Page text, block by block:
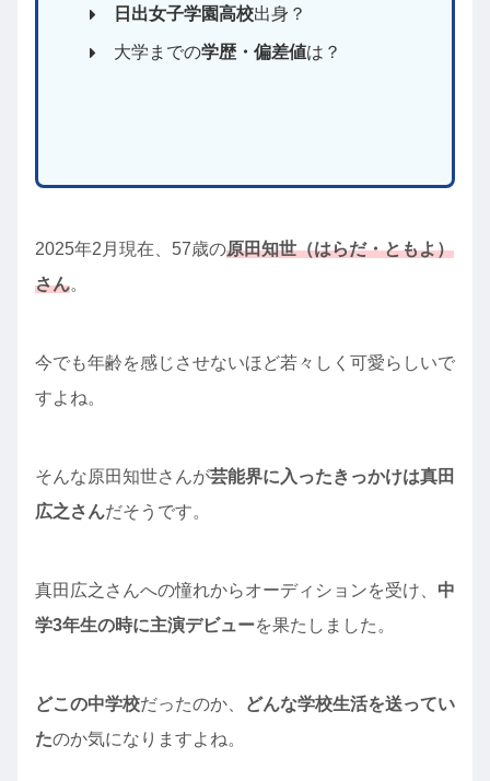
日出女子学園高校出身？
大学までの学歴・偏差値は？
2025年2月現在、57歳の原田知世（はらだ・ともよ）
さん。
今でも年齢を感じさせないほど若々しく可愛らしいで
すよね。
そんな原田知世さんが芸能界に入ったきっかけは真田
広之さんだそうです。
真田広之さんへの憧れからオーディションを受け、 中
学3年生の時に主演デビューを果たしました。
どこの中学校だったのか、
どんな学校生活を送ってい
たのか気になりますよね。